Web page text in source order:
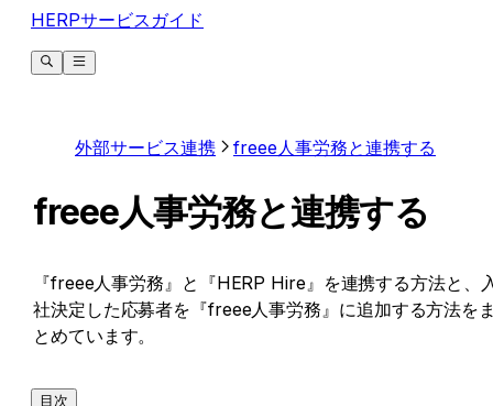
HERPサービスガイド
外部サービス連携 freee人事労務と連携する
freee人事労務と連携する
『freee人事労務』と『HERP Hire』を連携する方法と、
社決定した応募者を『freee人事労務』に追加する方法を
とめています。
目次